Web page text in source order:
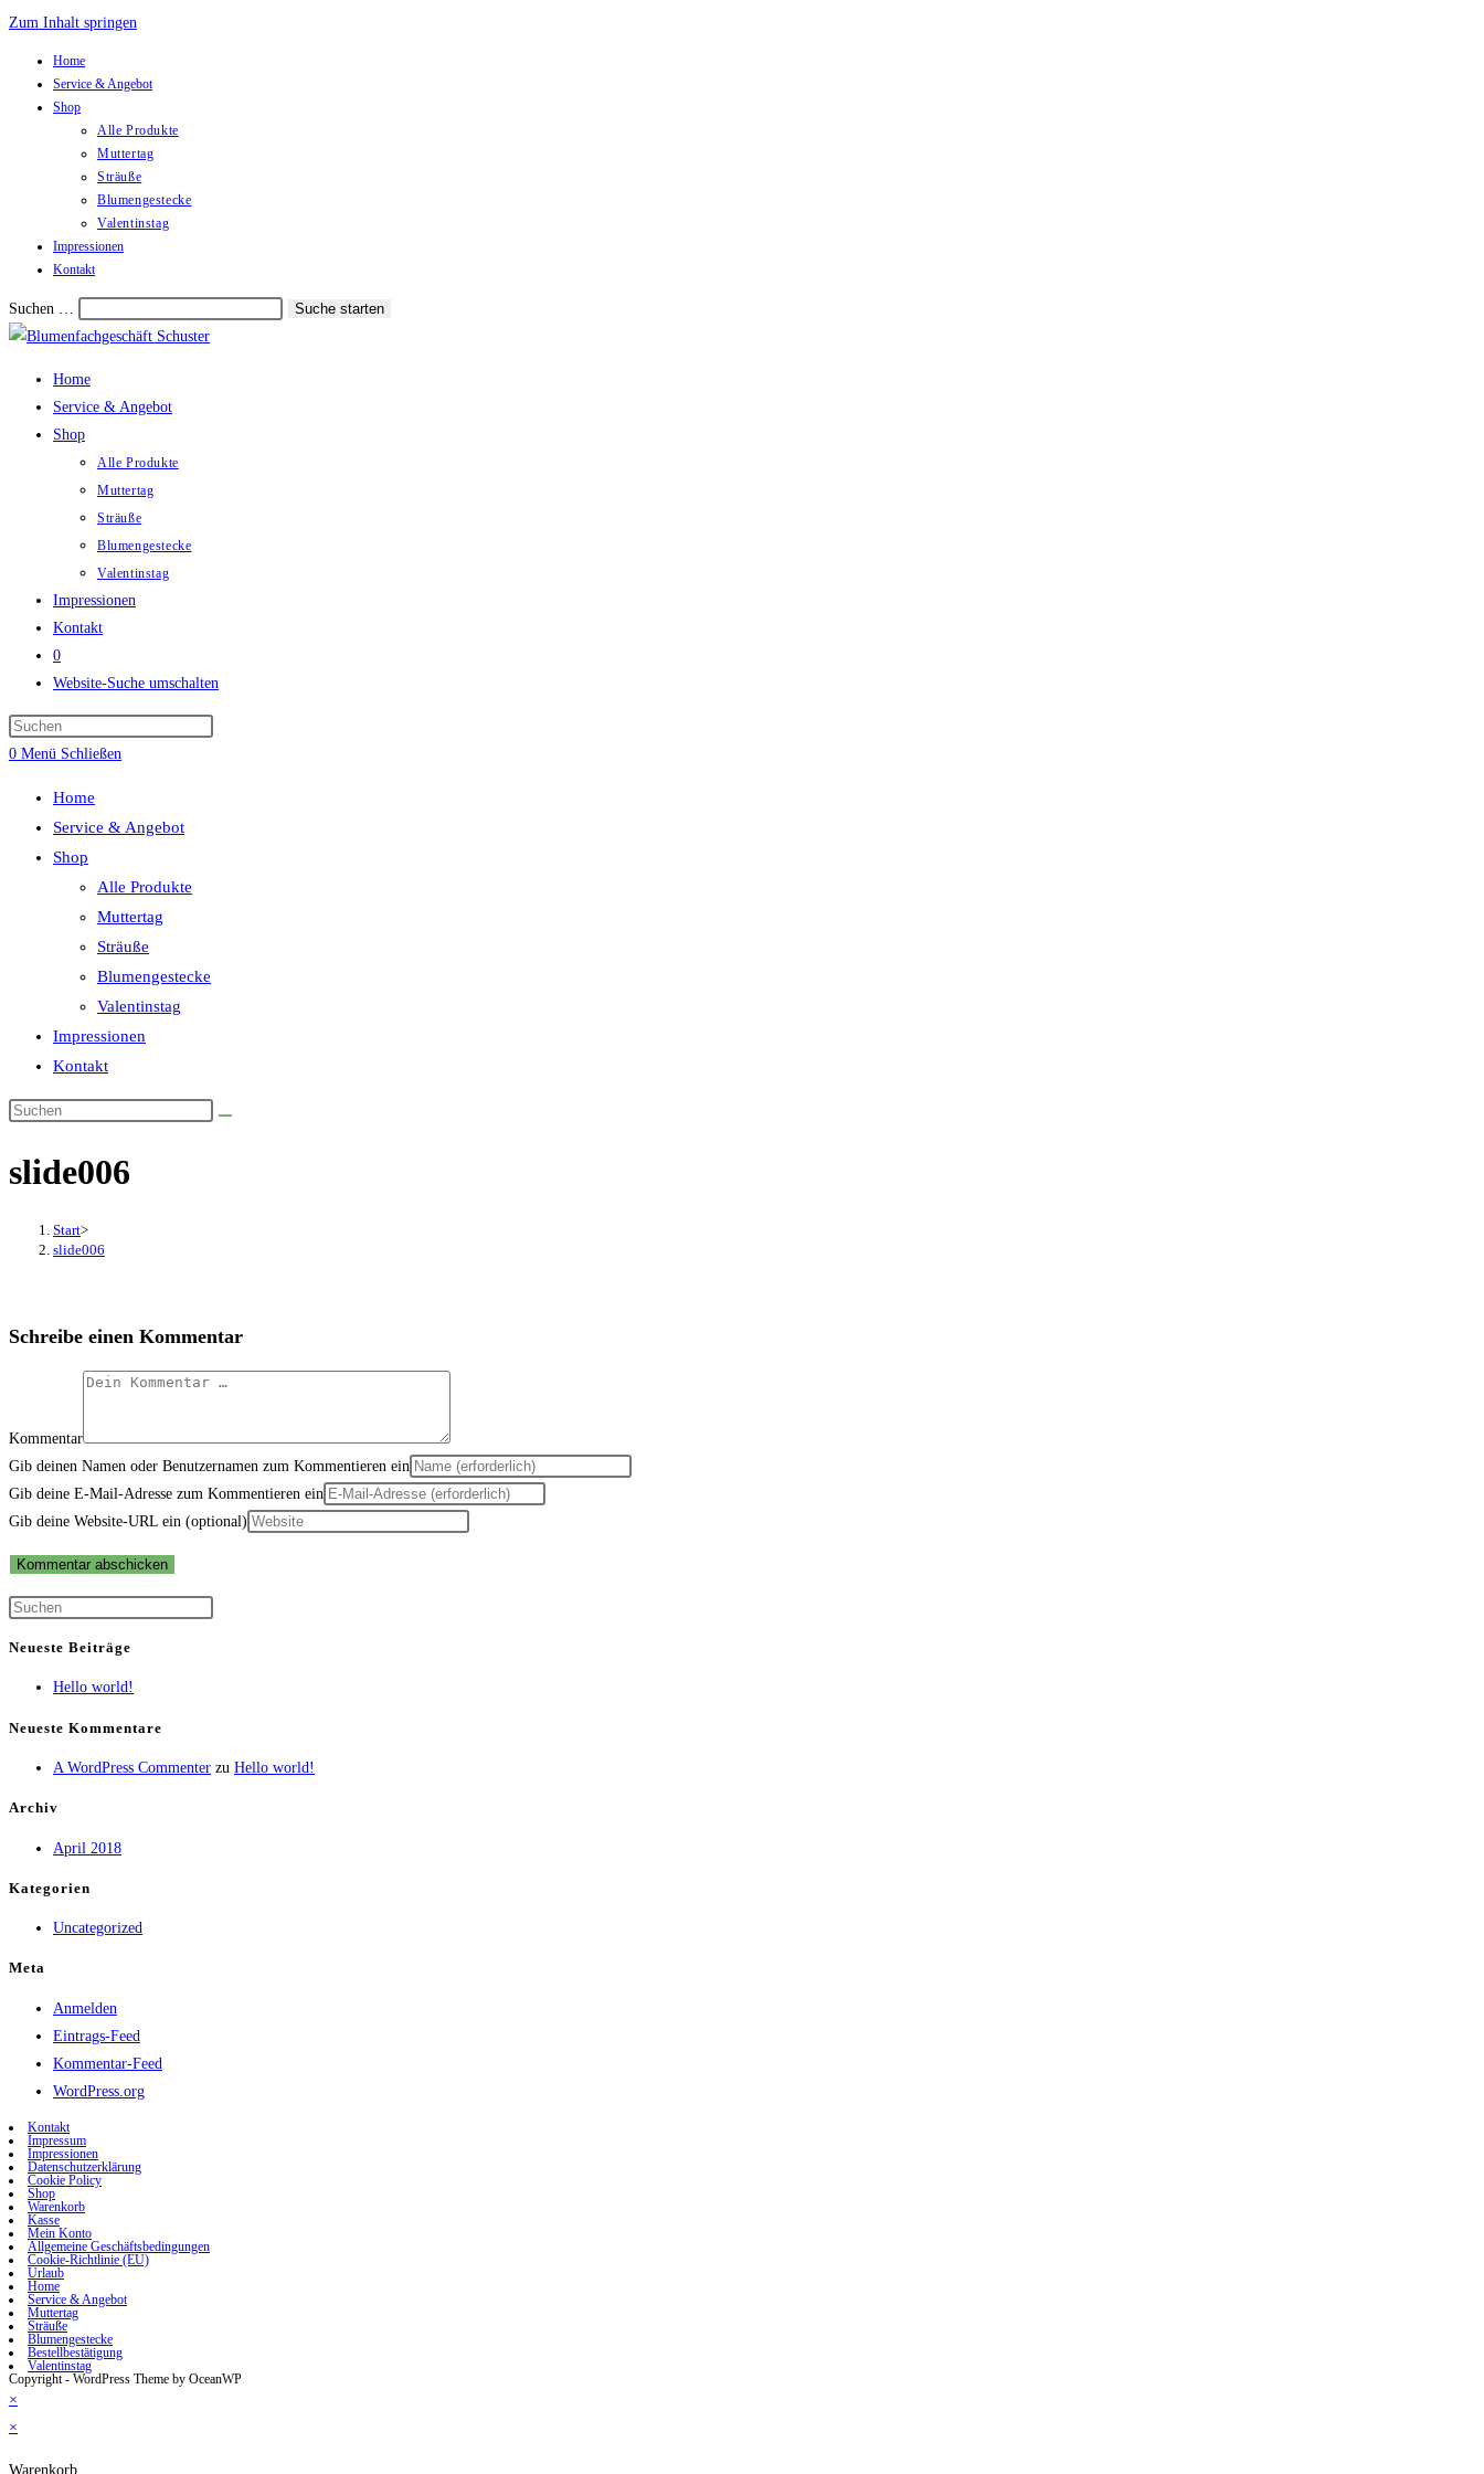
Zum Inhalt springen
Home
Service & Angebot
Shop
Alle Produkte
Muttertag
Sträuße
Blumengestecke
Valentinstag
Impressionen
Kontakt
Suchen … Suche starten
Home
Service & Angebot
Shop
Alle Produkte
Muttertag
Sträuße
Blumengestecke
Valentinstag
Impressionen
Kontakt
0
Website-Suche umschalten
0 Menü Schließen
Home
Service & Angebot
Shop
Alle Produkte
Muttertag
Sträuße
Blumengestecke
Valentinstag
Impressionen
Kontakt
slide006
Start>
slide006
Schreibe einen Kommentar
Kommentar
Gib deinen Namen oder Benutzernamen zum Kommentieren ein
Gib deine E-Mail-Adresse zum Kommentieren ein
Gib deine Website-URL ein (optional)
Neueste Beiträge
Hello world!
Neueste Kommentare
A WordPress Commenter zu Hello world!
Archiv
April 2018
Kategorien
Uncategorized
Meta
Anmelden
Eintrags-Feed
Kommentar-Feed
WordPress.org
Kontakt
Impressum
Impressionen
Datenschutzerklärung
Cookie Policy
Shop
Warenkorb
Kasse
Mein Konto
Allgemeine Geschäftsbedingungen
Cookie-Richtlinie (EU)
Urlaub
Home
Service & Angebot
Muttertag
Sträuße
Blumengestecke
Bestellbestätigung
Valentinstag
Copyright - WordPress Theme by OceanWP
×
×
Warenkorb